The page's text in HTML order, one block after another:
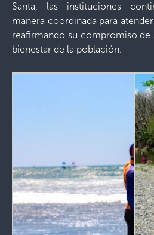
Santa, las instituciones
manera coordinada para
reafirmando su compromiso de
bienestar de la población.